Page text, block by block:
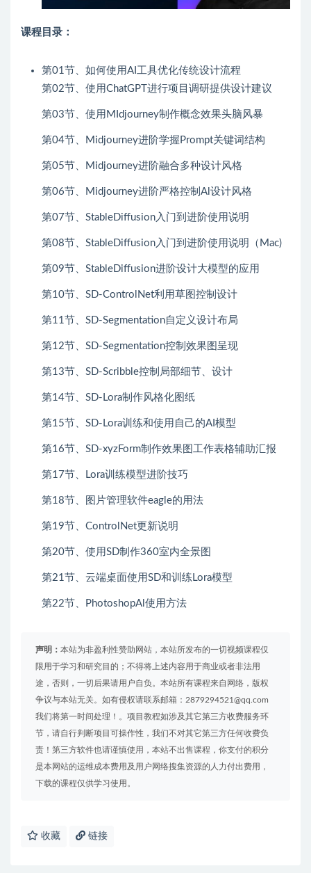
课程目录：
第01节、如何使用AI工具优化传统设计流程
第02节、使用ChatGPT进行项目调研提供设计建议
第03节、使用MIdjourney制作概念效果头脑风暴
第04节、Midjourney进阶学握Prompt关键词结构
第05节、Midjourney进阶融合多种设计风格
第06节、Midjourney进阶严格控制Al设计风格
第07节、StableDiffusion入门到进阶使用说明
第08节、StableDiffusion入门到进阶使用说明（Mac)
第09节、StableDiffusion进阶设计大模型的应用
第10节、SD-ControlNet利用草图控制设计
第11节、SD-Segmentation自定义设计布局
第12节、SD-Segmentation控制效果图呈现
第13节、SD-Scribble控制局部细节、设计
第14节、SD-Lora制作风格化图纸
第15节、SD-Lora训练和使用自己的AI模型
第16节、SD-xyzForm制作效果图工作表格辅助汇报
第17节、Lora训练模型进阶技巧
第18节、图片管理软件eagle的用法
第19节、ControlNet更新说明
第20节、使用SD制作360室内全景图
第21节、云端桌面使用SD和训练Lora模型
第22节、PhotoshopAl使用方法
声明： 本站为非盈利性赞助网站，本站所发布的一切视频课程仅
限用于学习和研究目的；不得将上述内容用于商业或者非法用
途，否则，一切后果请用户自负。本站所有课程来自网络，版权
争议与本站无关。如有侵权请联系邮箱：2879294521@qq.com
我们将第一时间处理！。项目教程如涉及其它第三方收费服务环
节，请自行判断项目可操作性，我们不对其它第三方任何收费负
责！第三方软件也请谨慎使用，本站不出售课程，你支付的积分
是本网站的运维成本费用及用户网络搜集资源的人力付出费用，
下载的课程仅供学习使用。
收藏 链接